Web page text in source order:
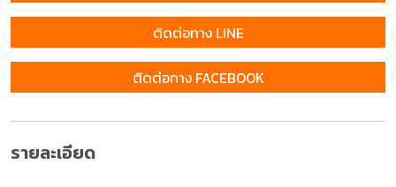
ติดต่อทาง LINE
ติดต่อทาง FACEBOOK
รายละเอียด